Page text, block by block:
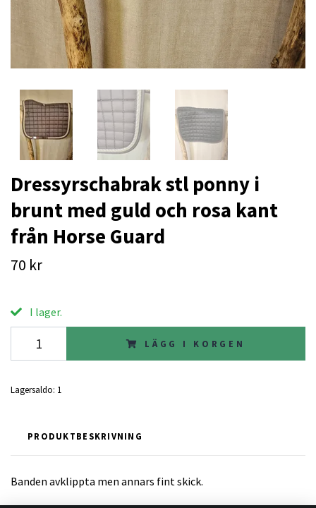
Dressyrschabrak stl ponny i
brunt med guld och rosa kant
från Horse Guard
70 kr
I lager.
LÄGG I KORGEN
Lagersaldo: 1
PRODUKTBESKRIVNING
Banden avklippta men annars fint skick.